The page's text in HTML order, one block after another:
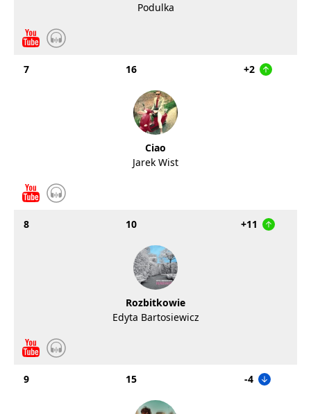
Podulka
7 16 +2
Ciao
Jarek Wist
8 10 +11
Rozbitkowie
Edyta Bartosiewicz
9 15 -4